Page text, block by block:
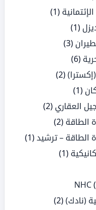
(1)
(1)
(3)
(6)
(2)
(1)
العقاري (2)
الطاقة (2)
الطاقة – ترشيد(1)
(1)
(نادك)(2)